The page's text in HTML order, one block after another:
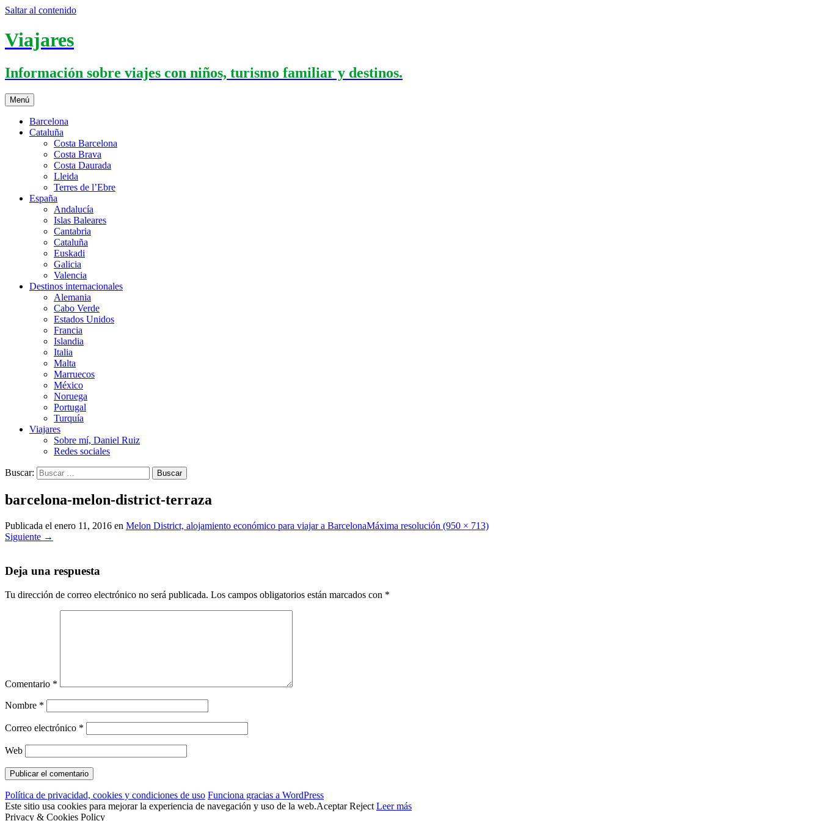
Saltar al contenido
Viajares
Información sobre viajes con niños, turismo familiar y destinos.
Menú
Barcelona
Cataluña
Costa Barcelona
Costa Brava
Costa Daurada
Lleida
Terres de l’Ebre
España
Andalucía
Islas Baleares
Cantabria
Cataluña
Euskadi
Galicia
Valencia
Destinos internacionales
Alemania
Cabo Verde
Estados Unidos
Francia
Islandia
Italia
Malta
Marruecos
México
Noruega
Portugal
Turquía
Viajares
Sobre mí, Daniel Ruiz
Redes sociales
Buscar:
barcelona-melon-district-terraza
Publicada el enero 11, 2016 en Melon District, alojamiento económico para viajar a BarcelonaMáxima resolución (950 × 713)
Siguiente →
Deja una respuesta
Tu dirección de correo electrónico no será publicada. Los campos obligatorios están marcados con *
Comentario *
Nombre *
Correo electrónico *
Web
Política de privacidad, cookies y condiciones de uso Funciona gracias a WordPress
Este sitio usa cookies para mejorar la experiencia de navegación y uso de la web.Aceptar Reject Leer más
Privacy & Cookies Policy